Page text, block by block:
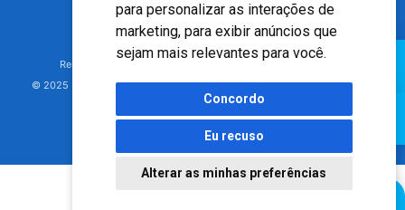
para personalizar as interações de
marketing, para exibir anúncios que
sejam mais relevantes para você.
Concordo
Eu recuso
Alterar as minhas preferências
Responsável Técnico: Dr. Luiz Antonio Nasi - CREMERS 11217
© 2025 - Hospital Moinhos de Vento - Registro Empresa (CRM-RS): 425